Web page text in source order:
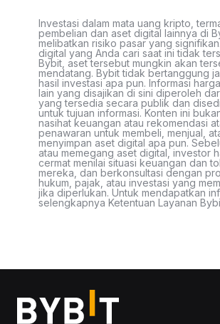
Investasi dalam mata uang kripto,
pembelian dan aset digital lainnya di
melibatkan risiko pasar yang
digital yang Anda cari saat ini tidak
Bybit, aset tersebut mungkin akan
mendatang. Bybit tidak bertanggung
hasil investasi apa pun. Informasi
lain yang disajikan di sini diperoleh
yang tersedia secara publik dan
untuk tujuan informasi. Konten ini
nasihat keuangan atau rekomendasi
penawaran untuk membeli, menjual,
menyimpan aset digital apa pun.
atau memegang aset digital, investor
cermat menilai situasi keuangan dan
mereka, dan berkonsultasi dengan
hukum, pajak, atau investasi yang
jika diperlukan. Untuk mendapatkan
selengkapnya Ketentuan Layanan